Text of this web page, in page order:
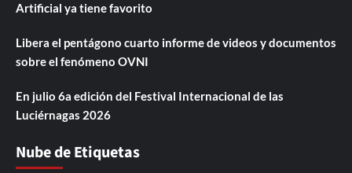
Artificial ya tiene favorito
Libera el pentágono cuarto informe de videos y documentos
sobre el fenómeno OVNI
En julio 6a edición del Festival Internacional de las
Luciérnagas 2026
Nube de Etiquetas